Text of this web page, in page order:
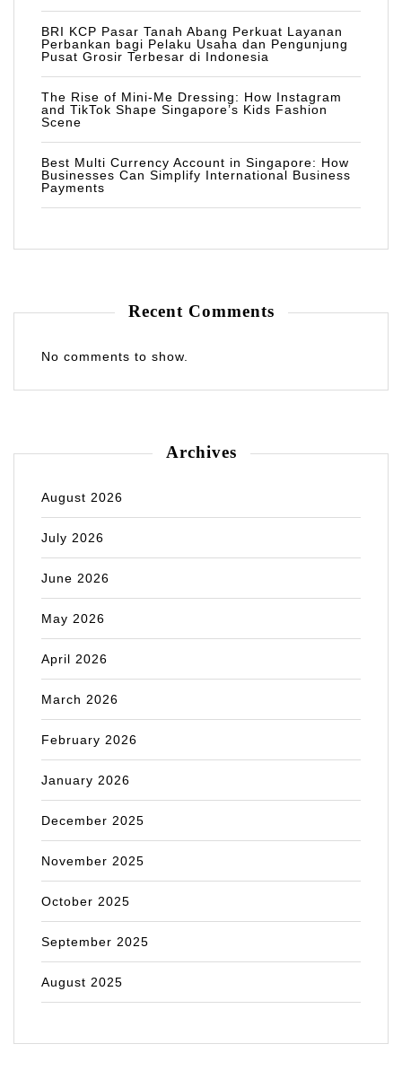
BRI KCP Pasar Tanah Abang Perkuat Layanan
Perbankan bagi Pelaku Usaha dan Pengunjung
Pusat Grosir Terbesar di Indonesia
The Rise of Mini-Me Dressing: How Instagram
and TikTok Shape Singapore’s Kids Fashion
Scene
Best Multi Currency Account in Singapore: How
Businesses Can Simplify International Business
Payments
Recent Comments
No comments to show.
Archives
August 2026
July 2026
June 2026
May 2026
April 2026
March 2026
February 2026
January 2026
December 2025
November 2025
October 2025
September 2025
August 2025